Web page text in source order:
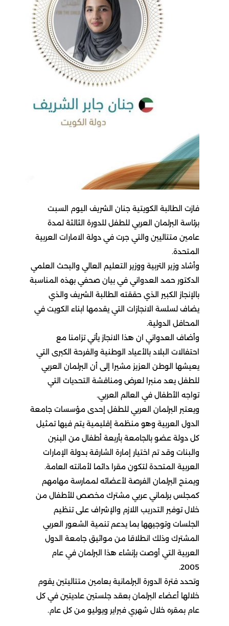
فازت الطالبة الكويتية جنان الشريف اليوم السبت
برئاسة البرلمان العربي للطفل للدورة الثالثة لمدة
عامين متتاليين والتي جرت في دولة الامارات العربية
المتحدة.
وأشاد وزير التربية ووزير التعليم العالي والبحث العلمي
الدكتور حمد العدواني في بيان صحفي بهذه المناسبة
بالإنجاز الكبير الذي حققته الطالبة الشريف والذي
يضاف لسلسة الانجازات التي يقدمها ابناء الكويت في
المحافل الدولية.
وأضاف العدواني ان هذا الانجاز يأتي تزامنا مع
احتفالات البلاد بالأعياد الوطنية والفرحة الكبرى التي
يعيشها الوطن العزيز مشيرا إلى أن البرلمان العربي
للطفل يعد منبرا لعرض ومناقشة التحديات التي
تواجه الأطفال في العالم العربي.
ويعتبر البرلمان العربي للطفل إحدى مؤسسات جامعة
الدول العربية وهو منظمة إقليمية يتم فيها تمثيل
كل دولة عضو بالجامعة بأربعة أطفال من البنين
والبنات وقد تم اختيار إمارة الشارقة بدولة الإمارات
العربية المتحدة لتكون مقرا دائما لأمانته العامة.
ويمنح البرلمان الفرصة لأعضائه لممارسة مهامهم
كمجلس برلماني عربي مشترك مخصص للأطفال من
خلال توفير التدريب اللازم والإشراف على تنظيم
الجلسات وتوجيهها بما يدعم تنمية الشعور العربي
المشترك وذلك انطلاقا من مواثيق جامعة الدول
العربية التي أوصت بإنشاء هذا البرلمان في عام
2005.
وتحدد فترة الدورة البرلمانية بعامين متتاليتين يقوم
خلالها أعضاء البرلمان بعقد جلستين عاديتين في كل
عام بمقره خلال شهري فبراير ويوليو من كل عام.